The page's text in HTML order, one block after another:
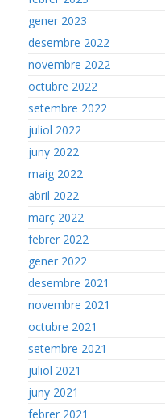
gener 2023
desembre 2022
novembre 2022
octubre 2022
setembre 2022
juliol 2022
juny 2022
maig 2022
abril 2022
març 2022
febrer 2022
gener 2022
desembre 2021
novembre 2021
octubre 2021
setembre 2021
juliol 2021
juny 2021
febrer 2021